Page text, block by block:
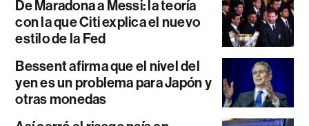
De Maradona a Messi: la teoría
con la que Citi explica el nuevo
estilo de la Fed
Bessent afirma que el nivel del
yen es un problema para Japón y
otras monedas